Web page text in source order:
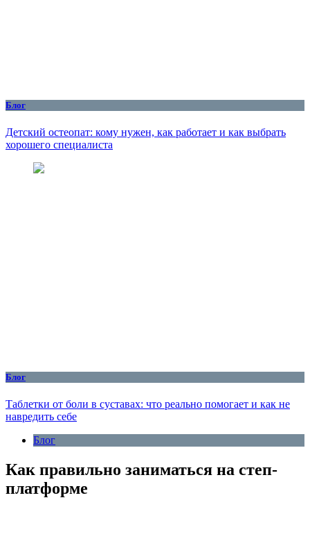
Блог
Детский остеопат: кому нужен, как работает и как выбрать
хорошего специалиста
Блог
Таблетки от боли в суставах: что реально помогает и как не
навредить себе
Блог
Как правильно заниматься на степ-
платформе